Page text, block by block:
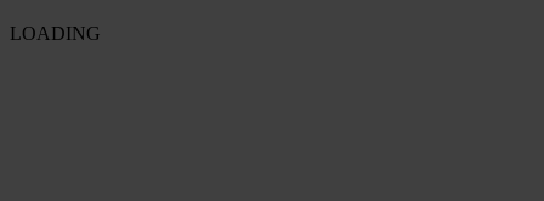
LOADING